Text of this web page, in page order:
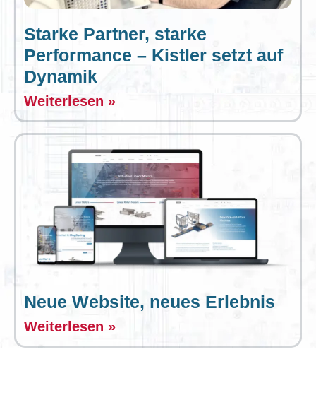
Starke Partner, starke
Performance – Kistler setzt auf
Dynamik
Weiterlesen »
Neue Website, neues Erlebnis
Weiterlesen »